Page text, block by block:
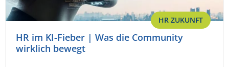
HR ZUKUNFT
HR im KI-Fieber | Was die Community
wirklich bewegt